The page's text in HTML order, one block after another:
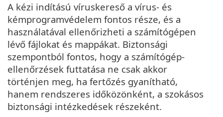
A kézi indítású víruskereső a vírus- és
kémprogramvédelem fontos része, és a
használatával ellenőrizheti a számítógépen
lévő fájlokat és mappákat. Biztonsági
szempontból fontos, hogy a számítógép-
ellenőrzések futtatása ne csak akkor
történjen meg, ha fertőzés gyanítható,
hanem rendszeres időközönként, a szokásos
biztonsági intézkedések részeként.